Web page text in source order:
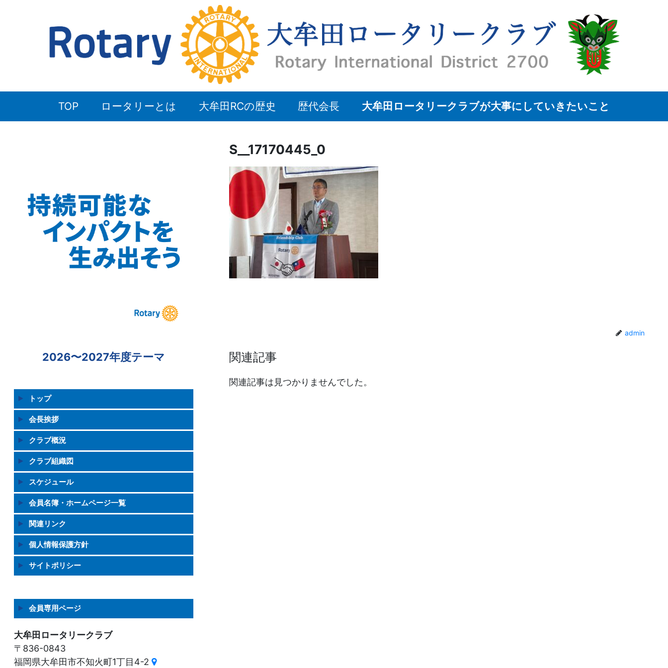
TOP ロータリーとは 大牟田RCの歴史 歴代会長 大牟田ロータリークラブが大事にしていきたいこと
S__17170445_0
admin
関連記事
関連記事は見つかりませんでした。
2026〜2027年度テーマ
トップ
会長挨拶
クラブ概況
クラブ組織図
スケジュール
会員名簿・ホームページ一覧
関連リンク
個人情報保護方針
サイトポリシー
会員専用ページ
大牟田ロータリークラブ
〒836-0843
福岡県大牟田市不知火町1丁目4-2